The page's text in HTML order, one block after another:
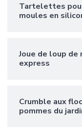
Tartelettes
moules en
Joue de loup
express
Crumble aux
pommes du